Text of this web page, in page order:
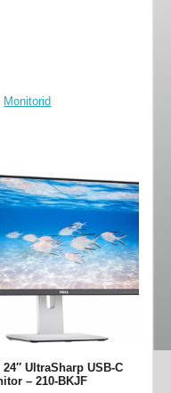
Monitorid
24″ UltraSharp USB-C
– 210-BKJF